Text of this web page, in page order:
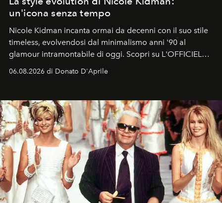
un'icona senza tempo
Nicole Kidman incanta ormai da decenni con il suo stile
timeless, evolvendosi dal minimalismo anni '90 al
glamour intramontabile di oggi. Scopri su L'OFFICIEL
06.08.2026 di Donato D'Aprile